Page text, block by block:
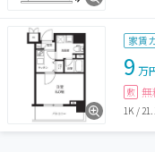
家賃
9 万
敷 無
1K /